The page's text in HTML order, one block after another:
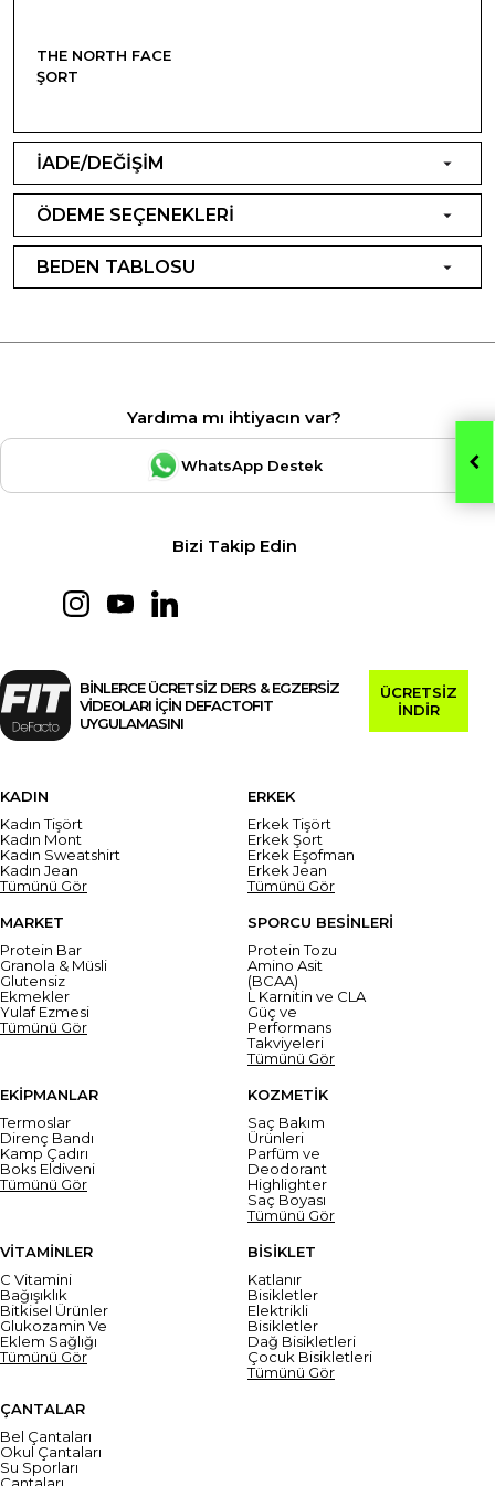
THE NORTH FACE
ŞORT
İADE/DEĞİŞİM
ÖDEME SEÇENEKLERİ
BEDEN TABLOSU
Yardıma mı ihtiyacın var?
WhatsApp Destek
Bizi Takip Edin
BİNLERCE ÜCRETSİZ DERS & EGZERSİZ
VİDEOLARI İÇİN DEFACTOFIT
UYGULAMASINI
ÜCRETSİZ
İNDİR
KADIN
Kadın Tişört
Kadın Mont
Kadın Sweatshirt
Kadın Jean
Tümünü Gör
ERKEK
Erkek Tişört
Erkek Şort
Erkek Eşofman
Erkek Jean
Tümünü Gör
MARKET
Protein Bar
Granola & Müsli
Glutensiz
Ekmekler
Yulaf Ezmesi
Tümünü Gör
SPORCU BESİNLERİ
Protein Tozu
Amino Asit
(BCAA)
L Karnitin ve CLA
Güç ve
Performans
Takviyeleri
Tümünü Gör
EKİPMANLAR
Termoslar
Direnç Bandı
Kamp Çadırı
Boks Eldiveni
Tümünü Gör
KOZMETİK
Saç Bakım
Ürünleri
Parfüm ve
Deodorant
Highlighter
Saç Boyası
Tümünü Gör
VİTAMİNLER
C Vitamini
Bağışıklık
Bitkisel Ürünler
Glukozamin Ve
Eklem Sağlığı
Tümünü Gör
BİSİKLET
Katlanır
Bisikletler
Elektrikli
Bisikletler
Dağ Bisikletleri
Çocuk Bisikletleri
Tümünü Gör
ÇANTALAR
Bel Çantaları
Okul Çantaları
Su Sporları